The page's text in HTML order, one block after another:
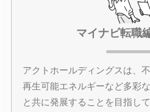
マイナビ転職
アクトホールディングスは、
再生可能エネルギーなど多彩
と共に発展することを目指し